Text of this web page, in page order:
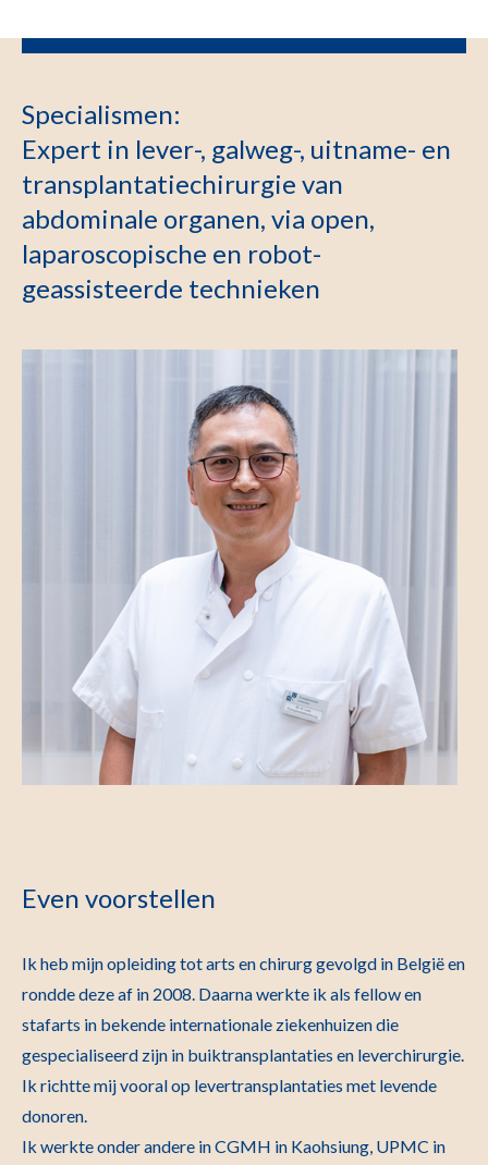
Specialismen:
Expert in lever-, galweg-, uitname- en
transplantatiechirurgie van
abdominale organen, via open,
laparoscopische en robot-
geassisteerde technieken
Even voorstellen
Ik heb mijn opleiding tot arts en chirurg gevolgd in België en
rondde deze af in 2008. Daarna werkte ik als fellow en
stafarts in bekende internationale ziekenhuizen die
gespecialiseerd zijn in buiktransplantaties en leverchirurgie.
Ik richtte mij vooral op levertransplantaties met levende
donoren.
Ik werkte onder andere in CGMH in Kaohsiung, UPMC in